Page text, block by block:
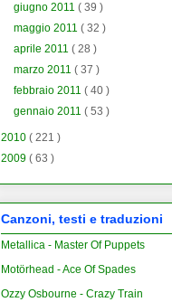
giugno 2011( 39 )
maggio 2011( 32 )
aprile 2011( 28 )
marzo 2011( 37 )
febbraio 2011( 40 )
gennaio 2011( 53 )
2010 ( 221 )
2009 ( 63 )
Canzoni, testi e traduzioni
Metallica - Master Of Puppets
Motörhead - Ace Of Spades
Ozzy Osbourne - Crazy Train